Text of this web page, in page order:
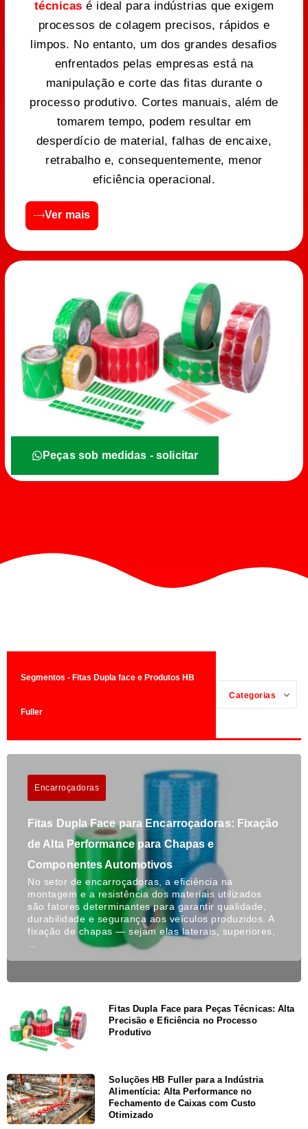
técnicas é ideal para indústrias que exigem
processos de colagem precisos, rápidos e
limpos. No entanto, um dos grandes desafios
enfrentados pelas empresas está na
manipulação e corte das fitas durante o
processo produtivo. Cortes manuais, além de
tomarem tempo, podem resultar em
desperdício de material, falhas de encaixe,
retrabalho e, consequentemente, menor
eficiência operacional.
Ver mais
Peças sob medidas - solicitar
Segmentos - Fitas Dupla face e Produtos HB
Fuller
Categorias
Encarroçadoras
Fitas Dupla Face para Encarroçadoras: Fixação
de Alta Performance para Chapas e
Componentes Automotivos
No setor de encarroçadoras, a eficiência na
montagem e a resistência dos materiais utilizados
são fatores determinantes para garantir qualidade,
durabilidade e segurança aos veículos produzidos. A
fixação de chapas — sejam elas laterais, superiores,
Fitas Dupla Face para Peças Técnicas: Alta
Precisão e Eficiência no Processo
Produtivo
Soluções HB Fuller para a Indústria
Alimentícia: Alta Performance no
Fechamento de Caixas com Custo
Otimizado